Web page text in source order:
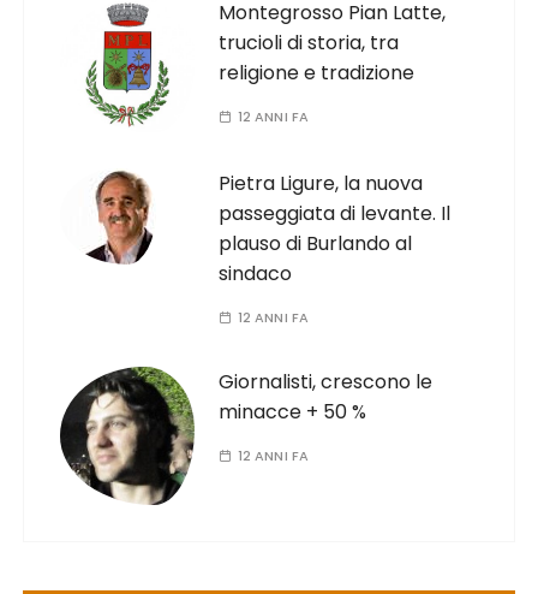
Montegrosso Pian Latte,
trucioli di storia, tra
religione e tradizione
12 ANNI FA
Pietra Ligure, la nuova
passeggiata di levante. Il
plauso di Burlando al
sindaco
12 ANNI FA
Giornalisti, crescono le
minacce + 50 %
12 ANNI FA